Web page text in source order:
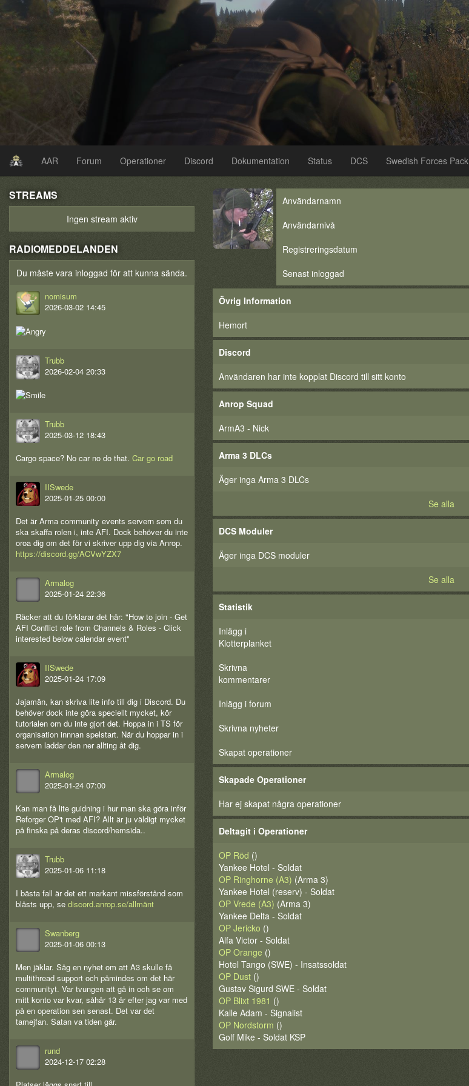
AAR Forum Operationer Discord Dokumentation Status DCS Swedish Forces Pack
STREAMS
Ingen stream aktiv
RADIOMEDDELANDEN
Du måste vara inloggad för att kunna sända.
nomisum
2026-03-02 14:45
Trubb
2026-02-04 20:33
Trubb
2025-03-12 18:43
Cargo space? No car no do that. Car go road
IISwede
2025-01-25 00:00
Det är Arma community events servern som du
ska skaffa rolen i, inte AFI. Dock behöver du inte
oroa dig om det för vi skriver upp dig via Anrop.
https://discord.gg/ACVwYZX7
Armalog
2025-01-24 22:36
Räcker att du förklarar det här: "How to join - Get
AFI Conflict role from Channels & Roles - Click
interested below calendar event"
IISwede
2025-01-24 17:09
Jajamän, kan skriva lite info till dig i Discord. Du
behöver dock inte göra speciellt mycket, kör
tutorialen om du inte gjort det. Hoppa in i TS för
organisation innnan spelstart. När du hoppar in i
servern laddar den ner allting åt dig.
Armalog
2025-01-24 07:00
Kan man få lite guidning i hur man ska göra inför
Reforger OP't med AFI? Allt är ju väldigt mycket
på finska på deras discord/hemsida..
Trubb
2025-01-06 11:18
I bästa fall är det ett markant missförstånd som
blåsts upp, se discord.anrop.se/allmänt
Swanberg
2025-01-06 00:13
Men jäklar. Såg en nyhet om att A3 skulle få
multithread support och påmindes om det här
communityt. Var tvungen att gå in och se om
mitt konto var kvar, såhär 13 år efter jag var med
på en operation sen senast. Det var det
tamejfan. Satan va tiden går.
rund
2024-12-17 02:28
Användarnamn
Användarnivå
Registreringsdatum
Senast inloggad
Övrig Information
Hemort
Discord
Användaren har inte kopplat Discord till sitt konto
Anrop Squad
ArmA3 - Nick
Arma 3 DLCs
Äger inga Arma 3 DLCs
Se alla
DCS Moduler
Äger inga DCS moduler
Se alla
Statistik
Inlägg i
Klotterplanket
Skrivna
kommentarer
Inlägg i forum
Skrivna nyheter
Skapat operationer
Skapade Operationer
Har ej skapat några operationer
Deltagit i Operationer
OP Röd ()
Yankee Hotel - Soldat
OP Ringhorne (A3) (Arma 3)
Yankee Hotel (reserv) - Soldat
OP Vrede (A3) (Arma 3)
Yankee Delta - Soldat
OP Jericko ()
Alfa Victor - Soldat
OP Orange ()
Hotel Tango (SWE) - Insatssoldat
OP Dust ()
Gustav Sigurd SWE - Soldat
OP Blixt 1981 ()
Kalle Adam - Signalist
OP Nordstorm ()
Golf Mike - Soldat KSP